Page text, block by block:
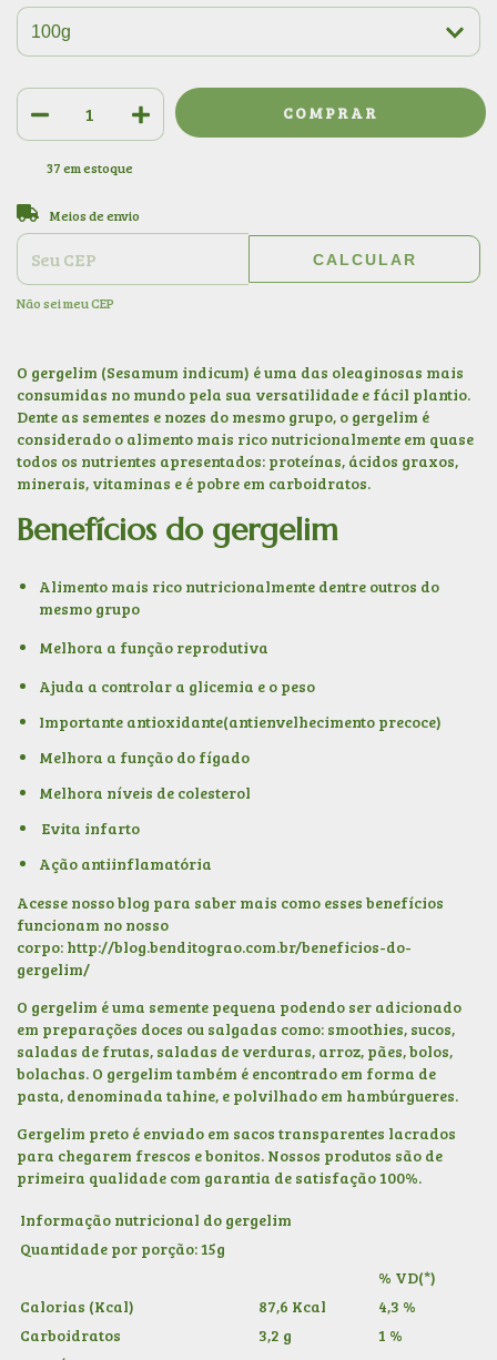
37em estoque
Entregas para o CEP:
Meios de envio
CALCULAR
Não sei meu CEP
O gergelim (Sesamum indicum) é uma das oleaginosas mais
consumidas no mundo pela sua versatilidade e fácil plantio.
Dente as sementes e nozes do mesmo grupo, o gergelim é
considerado o alimento mais rico nutricionalmente em quase
todos os nutrientes apresentados: proteínas, ácidos graxos,
minerais, vitaminas e é pobre em carboidratos.
Benefícios do gergelim
Alimento mais rico nutricionalmente dentre outros do
mesmo grupo
Melhora a função reprodutiva
Ajuda a controlar a glicemia e o peso
Importante antioxidante(antienvelhecimento precoce)
Melhora a função do fígado
Melhora níveis de colesterol
Evita infarto
Ação antiinflamatória
Acesse nosso blog para saber mais como esses benefícios
funcionam no nosso
corpo: http://blog.benditograo.com.br/beneficios-do-
gergelim/
O gergelim é uma semente pequena podendo ser adicionado
em preparações doces ou salgadas como: smoothies, sucos,
saladas de frutas, saladas de verduras, arroz, pães, bolos,
bolachas. O gergelim também é encontrado em forma de
pasta, denominada tahine, e polvilhado em hambúrgueres.
Gergelim preto é enviado em sacos transparentes lacrados
para chegarem frescos e bonitos. Nossos produtos são de
primeira qualidade com garantia de satisfação 100%.
Informação nutricional do gergelim
Quantidade por porção: 15g
% VD(*)
Calorias (Kcal)
87,6 Kcal
4,3 %
Carboidratos
3,2 g
1 %